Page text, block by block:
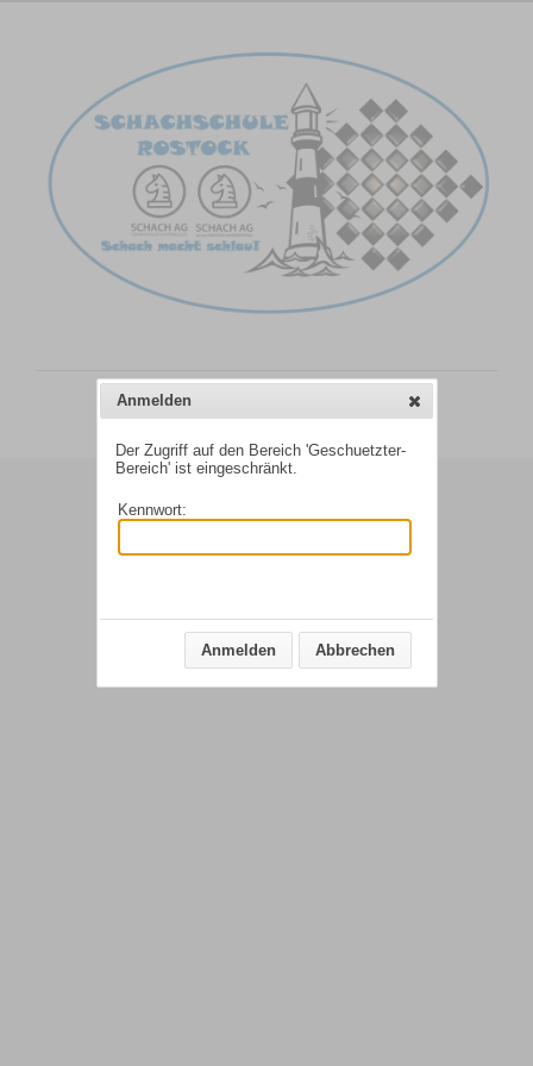
Anmelden
Der Zugriff auf den Bereich 'Geschuetzter-
Bereich' ist eingeschränkt.
Kennwort:
Anmelden Abbrechen